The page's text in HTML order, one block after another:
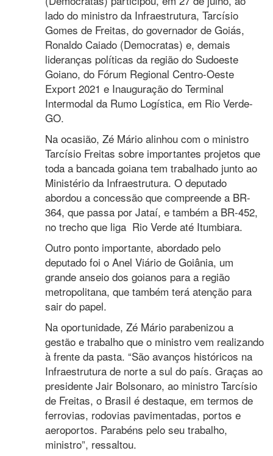
lado do ministro da Infraestrutura, Tarcísio
Gomes de Freitas, do governador de Goiás,
Ronaldo Caiado (Democratas) e, demais
lideranças políticas da região do Sudoeste
Goiano, do Fórum Regional Centro-Oeste
Export 2021 e Inauguração do Terminal
Intermodal da Rumo Logística, em Rio Verde-
GO.
Na ocasião, Zé Mário alinhou com o ministro
Tarcísio Freitas sobre importantes projetos que
toda a bancada goiana tem trabalhado junto ao
Ministério da Infraestrutura. O deputado
abordou a concessão que compreende a BR-
364, que passa por Jataí, e também a BR-452,
no trecho que liga Rio Verde até Itumbiara.
Outro ponto importante, abordado pelo
deputado foi o Anel Viário de Goiânia, um
grande anseio dos goianos para a região
metropolitana, que também terá atenção para
sair do papel.
Na oportunidade, Zé Mário parabenizou a
gestão e trabalho que o ministro vem realizando
à frente da pasta. “São avanços históricos na
Infraestrutura de norte a sul do país. Graças ao
presidente Jair Bolsonaro, ao ministro Tarcísio
de Freitas, o Brasil é destaque, em termos de
ferrovias, rodovias pavimentadas, portos e
aeroportos. Parabéns pelo seu trabalho,
ministro”, ressaltou.